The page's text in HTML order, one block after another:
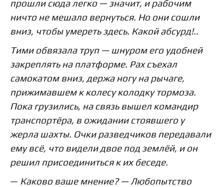
прошли сюда легко — значит, и рабочим
ничто не мешало вернуться. Но они сошли
вниз, чтобы умереть здесь. Какой абсурд!..
Тими обвязала труп — шнуром его удобней
закреплять на платформе. Paxсъехал
самокатом вниз, держа ногу на рычаге,
прижимавшем к колесу колодку тормоза.
Пока грузились, на связь вышел командир
транспортёра, в ожидании стоявшего у
жерла шахты. Очки разведчиков передавали
ему всё, что видели двое под землёй, и он
решил присоединиться к их беседе.
— Каково ваше мнение? — Любопытство